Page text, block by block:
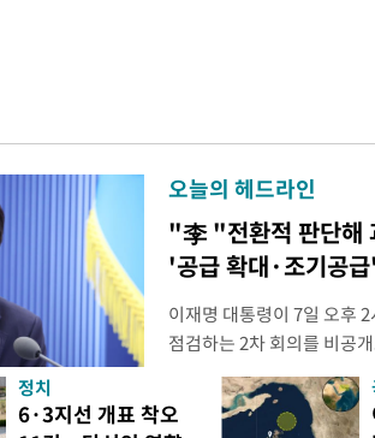
오늘의 헤드라인
"李 "전환적 판단해
'공급 확대·조기공
이재명 대통령이 7일 오후
점검하는 2차 회의를 비공
관계부처 장관들과 위원
금융 지원 방향 및 방안과
지원 방안을 보고 받았다고
정치
6·3지선 개표 착오